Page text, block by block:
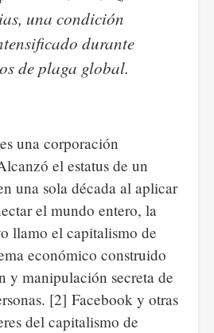
una condición
durante
de plaga global.
una corporación
el estatus de un
una sola década al aplicar
el mundo entero, la
llamo el capitalismo de
económico construido
y manipulación secreta de
[2] Facebook y otras
del capitalismo de